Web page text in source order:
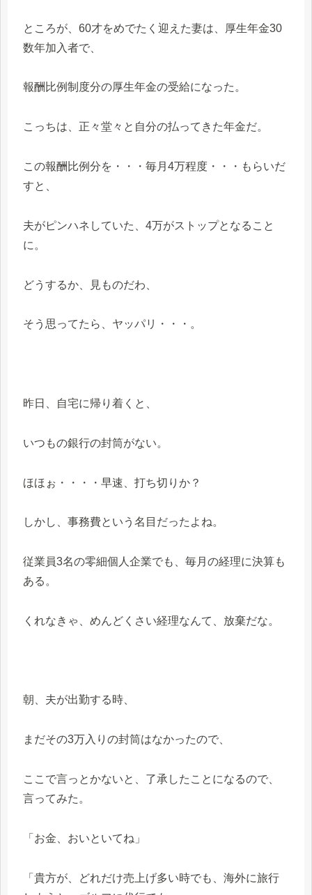
ところが、60才をめでたく迎えた妻は、厚生年金30
数年加入者で、
報酬比例制度分の厚生年金の受給になった。
こっちは、正々堂々と自分の払ってきた年金だ。
この報酬比例分を・・・毎月4万程度・・・もらいだ
すと、
夫がピンハネしていた、4万がストップとなること
に。
どうするか、見ものだわ、
そう思ってたら、ヤッパリ・・・。
昨日、自宅に帰り着くと、
いつもの銀行の封筒がない。
ほほぉ・・・・早速、打ち切りか？
しかし、事務費という名目だったよね。
従業員3名の零細個人企業でも、毎月の経理に決算も
ある。
くれなきゃ、めんどくさい経理なんて、放棄だな。
朝、夫が出勤する時、
まだその3万入りの封筒はなかったので、
ここで言っとかないと、了承したことになるので、
言ってみた。
「お金、おいといてね」
「貴方が、どれだけ売上げ多い時でも、海外に旅行